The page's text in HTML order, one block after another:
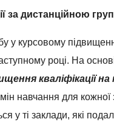
за дистанційною
курсовому підвищенні
році. На
кваліфікації на
навчання для
ті заклади, які